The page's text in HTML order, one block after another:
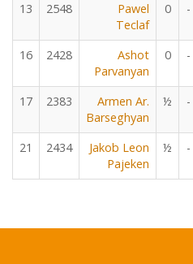
13 2548
Pawel
Teclaf
0 -
16 2428
Ashot
Parvanyan
0 -
17 2383
Armen Ar.
Barseghyan
½ -
21 2434
Jakob Leon
Pajeken
½ -